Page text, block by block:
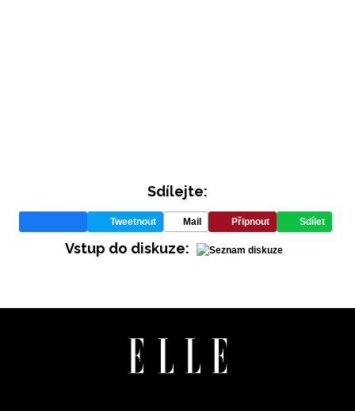
INFORMACE
Sdílejte:
Tweetnout Mail Připnout Sdílet
Vstup do diskuze: